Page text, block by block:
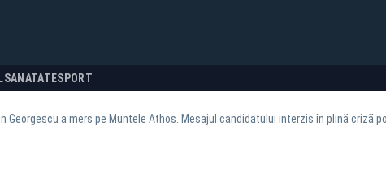
SANATATESPORT
Georgescu a mers pe Muntele Athos. Mesajul candidatului interzis în plină criză